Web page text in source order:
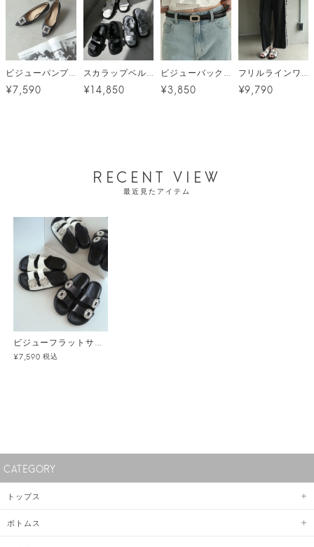
ビジューパンプス
¥7,590
スカラップベルクロサンダル[C]
¥14,850
ビジューバックルベルト メール便
¥3,850
フリルラインワイドパンツ
¥9,790
RECENT VIEW
最近見たアイテム
¥7,590 税込
CATEGORY
トップス
ボトムス